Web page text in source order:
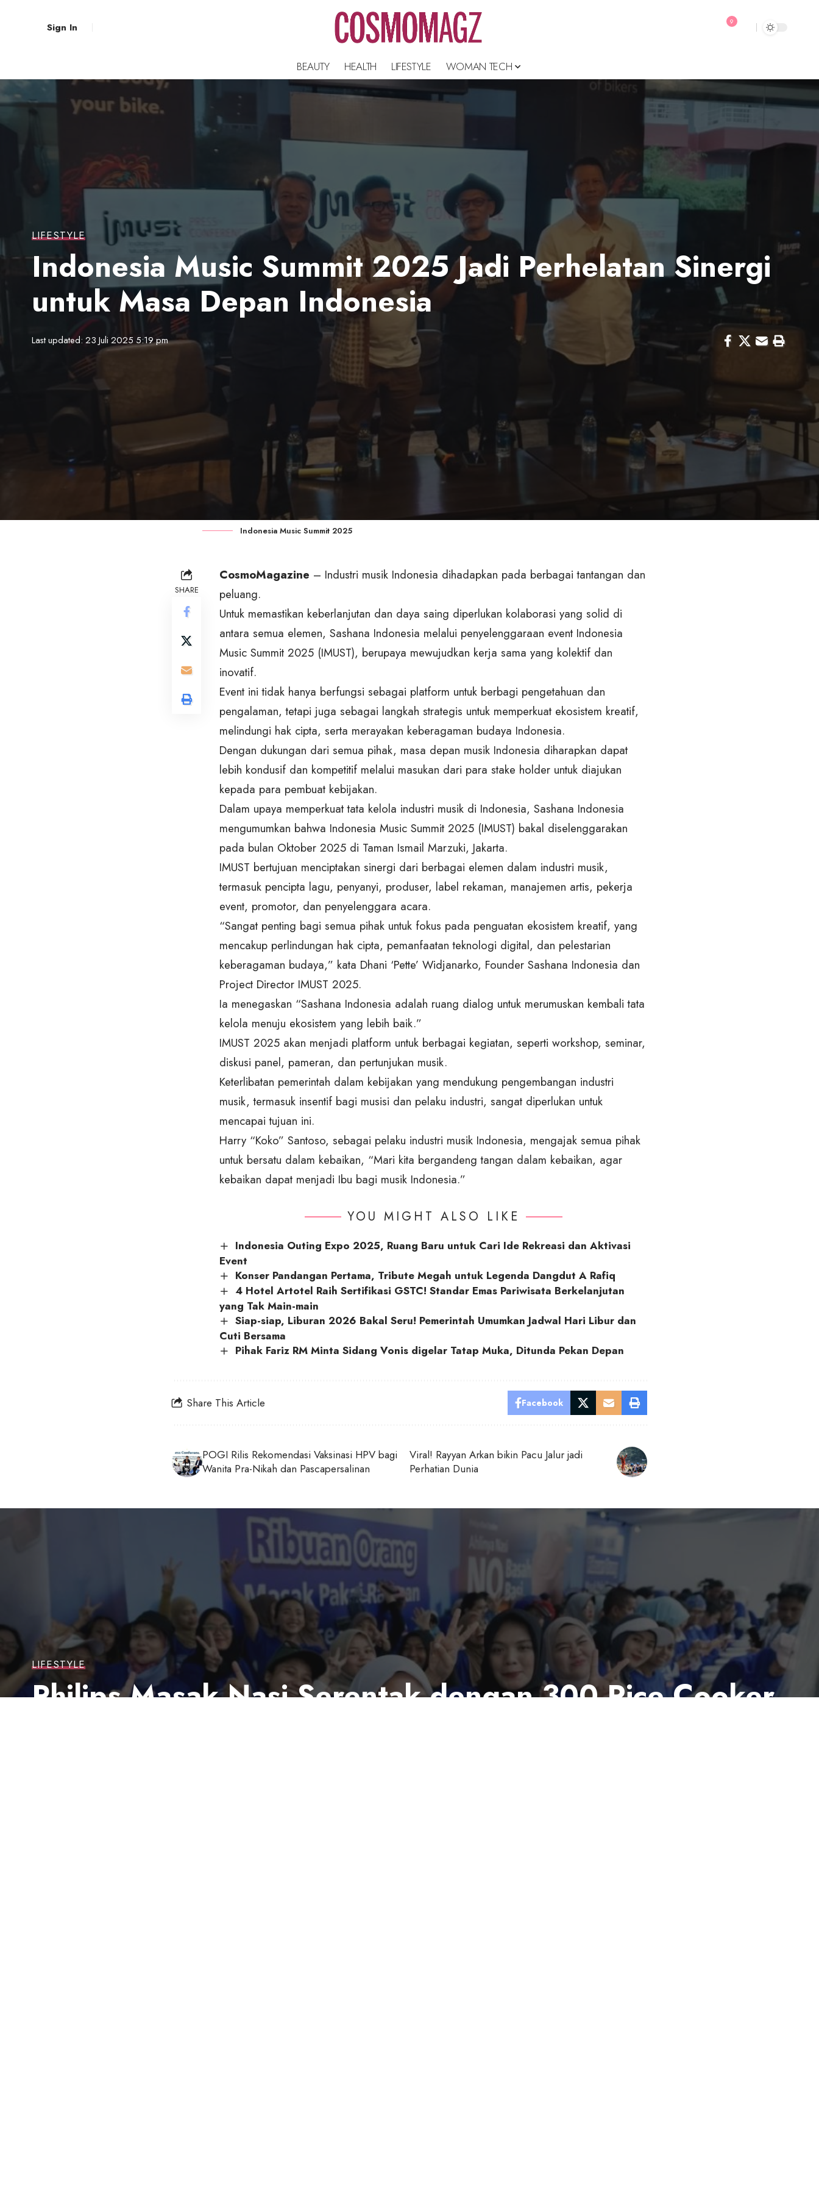
Sign In 9
BEAUTY HEALTH LIFESTYLE WOMAN TECH
LIFESTYLE
Indonesia Music Summit 2025 Jadi Perhelatan Sinergi
untuk Masa Depan Indonesia
Last updated: 23 Juli 2025 5:19 pm
Indonesia Music Summit 2025
SHARE
CosmoMagazine – Industri musik Indonesia dihadapkan pada berbagai tantangan dan
peluang.
Untuk memastikan keberlanjutan dan daya saing diperlukan kolaborasi yang solid di
antara semua elemen, Sashana Indonesia melalui penyelenggaraan event Indonesia
Music Summit 2025 (IMUST), berupaya mewujudkan kerja sama yang kolektif dan
inovatif.
Event ini tidak hanya berfungsi sebagai platform untuk berbagi pengetahuan dan
pengalaman, tetapi juga sebagai langkah strategis untuk memperkuat ekosistem kreatif,
melindungi hak cipta, serta merayakan keberagaman budaya Indonesia.
Dengan dukungan dari semua pihak, masa depan musik Indonesia diharapkan dapat
lebih kondusif dan kompetitif melalui masukan dari para stake holder untuk diajukan
kepada para pembuat kebijakan.
Dalam upaya memperkuat tata kelola industri musik di Indonesia, Sashana Indonesia
mengumumkan bahwa Indonesia Music Summit 2025 (IMUST) bakal diselenggarakan
pada bulan Oktober 2025 di Taman Ismail Marzuki, Jakarta.
IMUST bertujuan menciptakan sinergi dari berbagai elemen dalam industri musik,
termasuk pencipta lagu, penyanyi, produser, label rekaman, manajemen artis, pekerja
event, promotor, dan penyelenggara acara.
“Sangat penting bagi semua pihak untuk fokus pada penguatan ekosistem kreatif, yang
mencakup perlindungan hak cipta, pemanfaatan teknologi digital, dan pelestarian
keberagaman budaya,” kata Dhani ‘Pette’ Widjanarko, Founder Sashana Indonesia dan
Project Director IMUST 2025.
Ia menegaskan “Sashana Indonesia adalah ruang dialog untuk merumuskan kembali tata
kelola menuju ekosistem yang lebih baik.”
IMUST 2025 akan menjadi platform untuk berbagai kegiatan, seperti workshop, seminar,
diskusi panel, pameran, dan pertunjukan musik.
Keterlibatan pemerintah dalam kebijakan yang mendukung pengembangan industri
musik, termasuk insentif bagi musisi dan pelaku industri, sangat diperlukan untuk
mencapai tujuan ini.
Harry “Koko” Santoso, sebagai pelaku industri musik Indonesia, mengajak semua pihak
untuk bersatu dalam kebaikan, “Mari kita bergandeng tangan dalam kebaikan, agar
kebaikan dapat menjadi Ibu bagi musik Indonesia.”
YOU MIGHT ALSO LIKE
Indonesia Outing Expo 2025, Ruang Baru untuk Cari Ide Rekreasi dan Aktivasi
Event
Konser Pandangan Pertama, Tribute Megah untuk Legenda Dangdut A Rafiq
4 Hotel Artotel Raih Sertifikasi GSTC! Standar Emas Pariwisata Berkelanjutan
yang Tak Main-main
Siap-siap, Liburan 2026 Bakal Seru! Pemerintah Umumkan Jadwal Hari Libur dan
Cuti Bersama
Pihak Fariz RM Minta Sidang Vonis digelar Tatap Muka, Ditunda Pekan Depan
Share This Article Facebook
POGI Rilis Rekomendasi Vaksinasi HPV bagi
Wanita Pra-Nikah dan Pascapersalinan
Viral! Rayyan Arkan bikin Pacu Jalur jadi
Perhatian Dunia
LIFESTYLE
Philips Masak Nasi Serentak dengan 300 Rice Cooker